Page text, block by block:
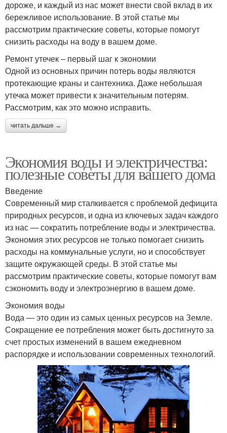
дороже, и каждый из нас может внести свой вклад в их
бережливое использование. В этой статье мы
рассмотрим практические советы, которые помогут
снизить расходы на воду в вашем доме.
Ремонт утечек – первый шаг к экономии
Одной из основных причин потерь воды являются
протекающие краны и сантехника. Даже небольшая
утечка может привести к значительным потерям.
Рассмотрим, как это можно исправить.
читать дальше →
Экономия воды и электричества:
полезные советы для вашего дома
Введение
Современный мир сталкивается с проблемой дефицита
природных ресурсов, и одна из ключевых задач каждого
из нас — сократить потребление воды и электричества.
Экономия этих ресурсов не только помогает снизить
расходы на коммунальные услуги, но и способствует
защите окружающей среды. В этой статье мы
рассмотрим практические советы, которые помогут вам
сэкономить воду и электроэнергию в вашем доме.
Экономия воды
Вода — это один из самых ценных ресурсов на Земле.
Сокращение ее потребления может быть достигнуто за
счет простых изменений в вашем ежедневном
распорядке и использовании современных технологий.